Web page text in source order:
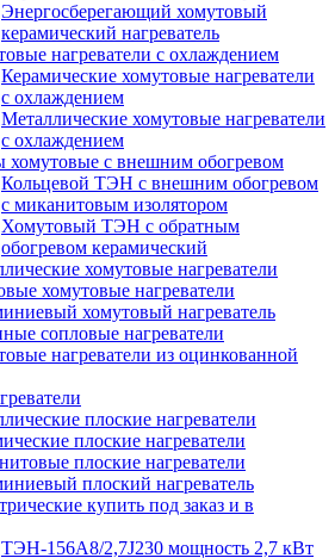
Энергосберегающий хомутовый
керамический нагреватель
нагреватели с охлаждением
Керамические хомутовые нагреватели
с охлаждением
Металлические хомутовые нагреватели
с охлаждением
с внешним обогревом
Кольцевой ТЭН с внешним обогревом
с миканитовым изолятором
Хомутовый ТЭН с обратным
обогревом керамический
хомутовые нагреватели
хомутовые нагреватели
хомутовый нагреватель
сопловые нагреватели
нагреватели из оцинкованной
плоские нагреватели
плоские нагреватели
плоские нагреватели
плоский нагреватель
купить под заказ и в
ТЭН-156А8/2,7J230 мощность 2,7 кВт